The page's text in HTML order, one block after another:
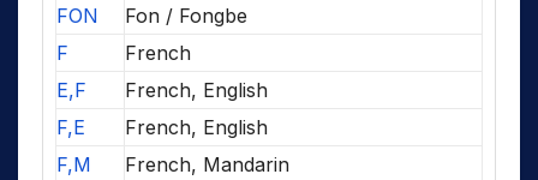
FON
Fon / Fongbe
F
French
E,F
French, English
F,E
French, English
F,M
French, Mandarin